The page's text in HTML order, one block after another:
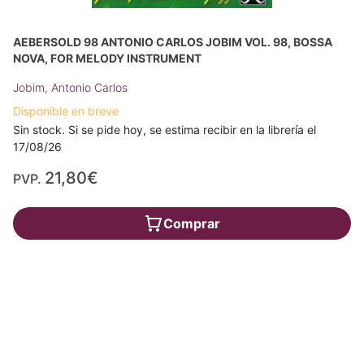
AEBERSOLD 98 ANTONIO CARLOS JOBIM VOL. 98, BOSSA
NOVA, FOR MELODY INSTRUMENT
Jobim, Antonio Carlos
Disponible en breve
Sin stock. Si se pide hoy, se estima recibir en la librería el
17/08/26
PVP. 21,80€
Comprar